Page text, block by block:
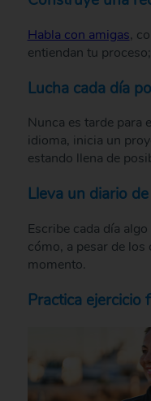
Habla con amigas,
entiendan tu
Lucha cada día
Nunca es tarde para
idioma, inicia un
estando llena de
Lleva un diario
Escribe cada día
cómo, a pesar de los
momento.
Practica ejercicio